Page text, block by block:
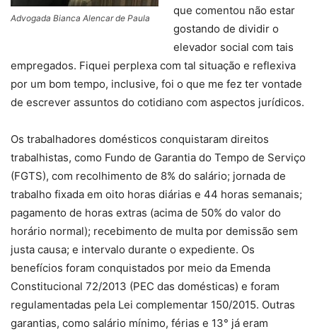
Advogada Bianca Alencar de Paula
que comentou não estar
gostando de dividir o
elevador social com tais
empregados. Fiquei perplexa com tal situação e reflexiva
por um bom tempo, inclusive, foi o que me fez ter vontade
de escrever assuntos do cotidiano com aspectos jurídicos.
Os trabalhadores domésticos conquistaram direitos
trabalhistas, como Fundo de Garantia do Tempo de Serviço
(FGTS), com recolhimento de 8% do salário; jornada de
trabalho fixada em oito horas diárias e 44 horas semanais;
pagamento de horas extras (acima de 50% do valor do
horário normal); recebimento de multa por demissão sem
justa causa; e intervalo durante o expediente. Os
benefícios foram conquistados por meio da Emenda
Constitucional 72/2013 (PEC das domésticas) e foram
regulamentadas pela Lei complementar 150/2015. Outras
garantias, como salário mínimo, férias e 13° já eram